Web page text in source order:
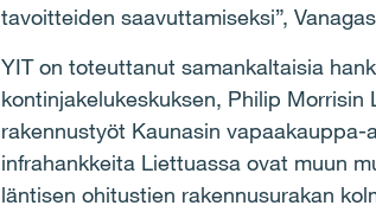
tavoitteiden saavuttamiseksi”,
YIT on toteuttanut samankaltaisia
kontinjakelukeskuksen, Philip
rakennustyöt Kaunasin
infrahankkeita Liettuassa ovat muun
läntisen ohitustien rakennusurakan